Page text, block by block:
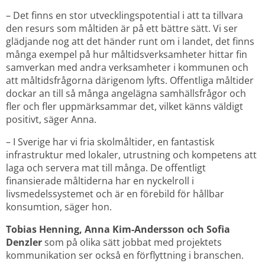
– Det finns en stor utvecklingspotential i att ta tillvara
den resurs som måltiden är på ett bättre sätt. Vi ser
glädjande nog att det händer runt om i landet, det finns
många exempel på hur måltidsverksamheter hittar fin
samverkan med andra verksamheter i kommunen och
att måltidsfrågorna därigenom lyfts. Offentliga måltider
dockar an till så många angelägna samhällsfrågor och
fler och fler uppmärksammar det, vilket känns väldigt
positivt, säger Anna.
– I Sverige har vi fria skolmåltider, en fantastisk
infrastruktur med lokaler, utrustning och kompetens att
laga och servera mat till många. De offentligt
finansierade måltiderna har en nyckelroll i
livsmedelssystemet och är en förebild för hållbar
konsumtion, säger hon.
Tobias Henning, Anna Kim-Andersson och Sofia
Denzler som på olika sätt jobbat med projektets
kommunikation ser också en förflyttning i branschen.